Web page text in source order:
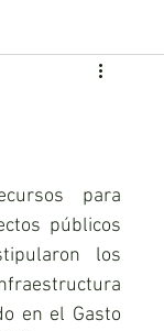
para
públicos
los
en el Gasto